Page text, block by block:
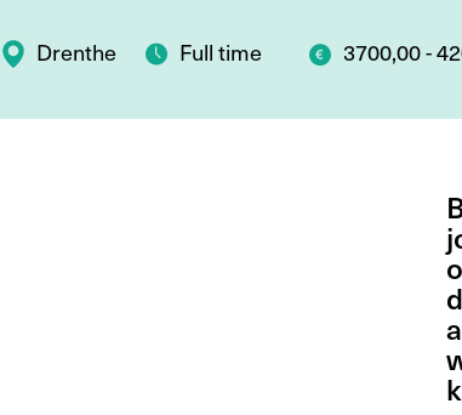
Drenthe Full time 3700,00 -